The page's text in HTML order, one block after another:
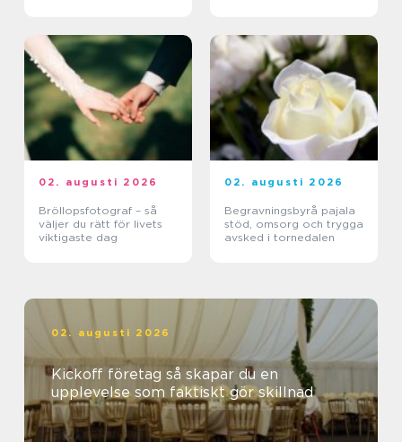
02. augusti 2026
Bröllopsfotograf – så
väljer du rätt för livets
viktigaste dag
02. augusti 2026
Begravningsbyrå pajala
stöd, omsorg och trygga
avsked i tornedalen
02. augusti 2026
Kickoff företag så skapar du en
upplevelse som faktiskt gör skillnad